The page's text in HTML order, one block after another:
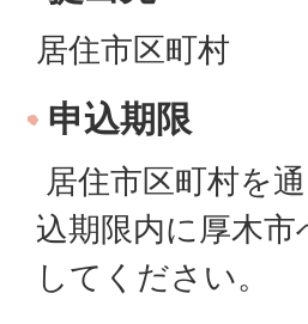
居住市区町村
申込期限
居住市区町村を
込期限内に厚木
してください。